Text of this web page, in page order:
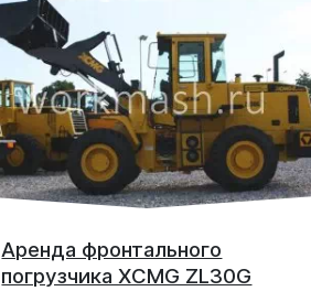
Аренда фронтального
погрузчика XCMG ZL30G